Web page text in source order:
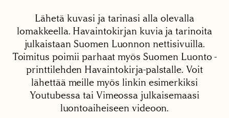
Lähetä kuvasi ja tarinasi alla olevalla
lomakkeella. Havaintokirjan kuvia ja tarinoita
julkaistaan Suomen Luonnon nettisivuilla.
Toimitus poimii parhaat myös Suomen Luonto -
printtilehden Havaintokirja-palstalle. Voit
lähettää meille myös linkin esimerkiksi
Youtubessa tai Vimeossa julkaisemaasi
luontoaiheiseen videoon.